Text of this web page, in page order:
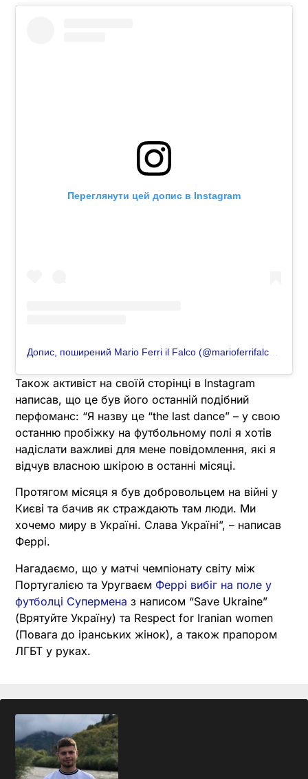
Переглянути цей допис в Instagram
Також активіст на своїй сторінці в Instagram
написав, що це був його останній подібний
перфоманс: “Я назву це “the last dance” – у свою
останню пробіжку на футбольному полі я хотів
надіслати важливі для мене повідомлення, які я
відчув власною шкірою в останні місяці.
Протягом місяця я був добровольцем на війні у
Києві та бачив як страждають там люди. Ми
хочемо миру в Україні. Слава Україні”, – написав
Феррі.
Нагадаємо, що у матчі чемпіонату світу між
Португалією та Уругваєм Феррі вибіг на поле у
футболці Супермена з написом “Save Ukraine”
(Врятуйте Україну) та Respect for Iranian women
(Повага до іранських жінок), а також прапором
ЛГБТ у руках.